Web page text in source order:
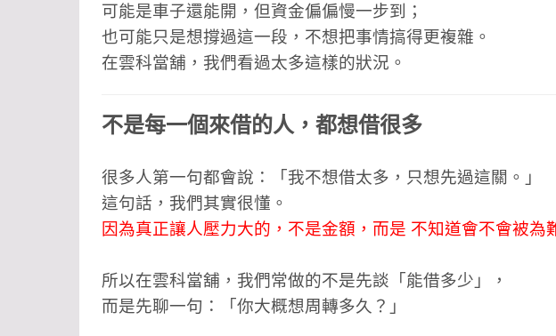
可能是車子還能開，但資金偏偏慢一步到；
也可能只是想撐過這一段，不想把事情搞得更複雜。
在雲科當舖，我們看過太多這樣的狀況。
不是每一個來借的人，都想借很多
很多人第一句都會說：「我不想借太多，只想先過這關。」
這句話，我們其實很懂。
因為真正讓人壓力大的，不是金額，而是 不知道會不會被為
所以在雲科當舖，我們常做的不是先談「能借多少」，
而是先聊一句：「你大概想周轉多久？」